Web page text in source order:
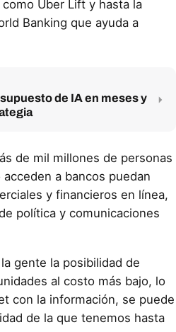
Uber Lift y hasta la
Banking que ayuda a
de IA en meses y
de mil millones de personas
a bancos puedan
y financieros en línea,
política y comunicaciones
gente la posibilidad de
al costo más bajo, lo
con la información, se puede
de la que tenemos hasta